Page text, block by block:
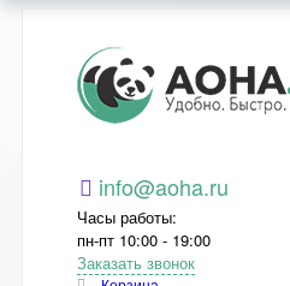
Aoha.ru
info@aoha.ru
Часы работы:
пн-пт 10:00 - 19:00
Заказать звонок